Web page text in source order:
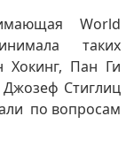
World
таких
Хокинг, Пан Ги
Стиглиц
по вопросам